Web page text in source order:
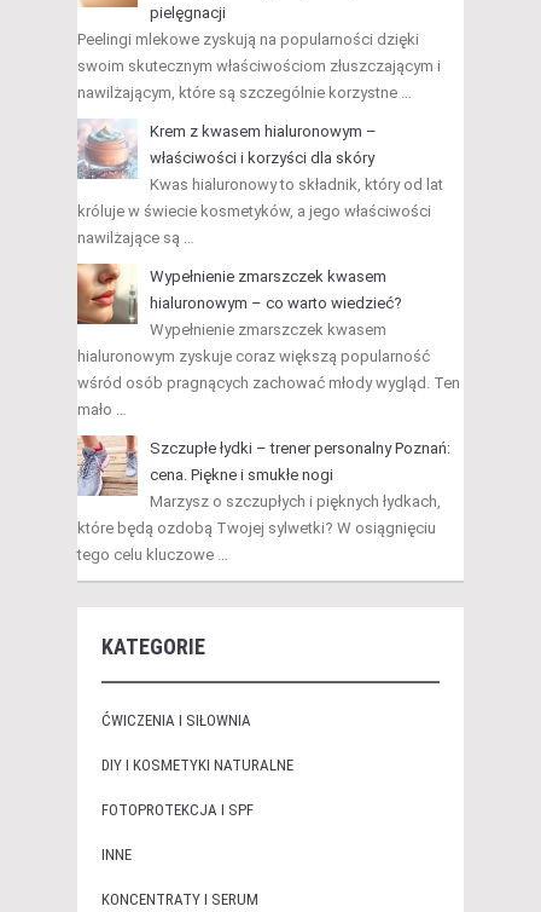
pielęgnacji
Peelingi mlekowe zyskują na popularności dzięki
swoim skutecznym właściwościom złuszczającym i
nawilżającym, które są szczególnie korzystne …
Krem z kwasem hialuronowym –
właściwości i korzyści dla skóry
Kwas hialuronowy to składnik, który od lat
króluje w świecie kosmetyków, a jego właściwości
nawilżające są …
Wypełnienie zmarszczek kwasem
hialuronowym – co warto wiedzieć?
Wypełnienie zmarszczek kwasem
hialuronowym zyskuje coraz większą popularność
wśród osób pragnących zachować młody wygląd. Ten
mało …
Szczupłe łydki – trener personalny Poznań:
cena. Piękne i smukłe nogi
Marzysz o szczupłych i pięknych łydkach,
które będą ozdobą Twojej sylwetki? W osiągnięciu
tego celu kluczowe …
KATEGORIE
ĆWICZENIA I SIŁOWNIA
DIY I KOSMETYKI NATURALNE
FOTOPROTEKCJA I SPF
INNE
KONCENTRATY I SERUM